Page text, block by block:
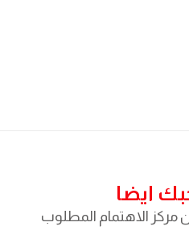
ايضا
الاهتمام المطلوب